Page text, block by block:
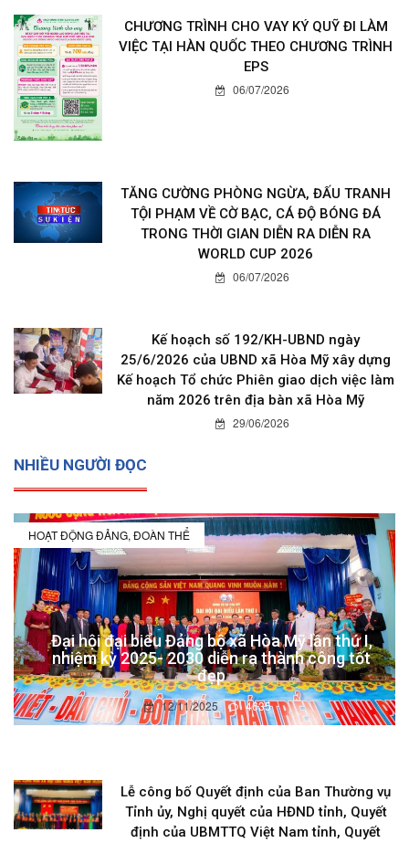
CHƯƠNG TRÌNH CHO VAY KÝ QUỸ ĐI LÀM
VIỆC TẠI HÀN QUỐC THEO CHƯƠNG TRÌNH
EPS
06/07/2026
TĂNG CƯỜNG PHÒNG NGỪA, ĐẤU TRANH
TỘI PHẠM VỀ CỜ BẠC, CÁ ĐỘ BÓNG ĐÁ
TRONG THỜI GIAN DIỄN RA DIỄN RA
WORLD CUP 2026
06/07/2026
Kế hoạch số 192/KH-UBND ngày
25/6/2026 của UBND xã Hòa Mỹ xây dựng
Kế hoạch Tổ chức Phiên giao dịch việc làm
năm 2026 trên địa bàn xã Hòa Mỹ
29/06/2026
NHIỀU NGƯỜI ĐỌC
HOẠT ĐỘNG ĐẢNG, ĐOÀN THỂ
Đại hội đại biểu Đảng bộ xã Hòa Mỹ lần thứ I,
nhiệm kỳ 2025- 2030 diễn ra thành công tốt
đẹp
12/11/2025 4635
Lễ công bố Quyết định của Ban Thường vụ
Tỉnh ủy, Nghị quyết của HĐND tỉnh, Quyết
định của UBMTTQ Việt Nam tỉnh, Quyết